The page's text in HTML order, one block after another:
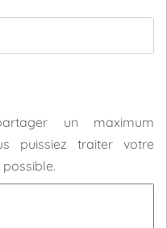
un maximum
puissiez traiter votre